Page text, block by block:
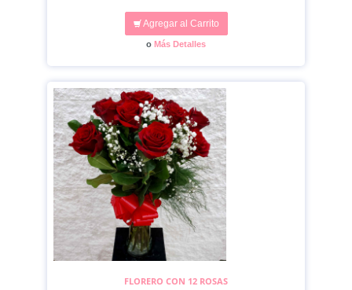
Agregar al Carrito
o Más Detalles
FLORERO CON 12 ROSAS